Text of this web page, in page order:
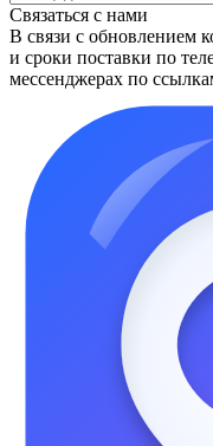
Связаться с нами
В связи с обновлением
и сроки поставки по
мессенджерах по